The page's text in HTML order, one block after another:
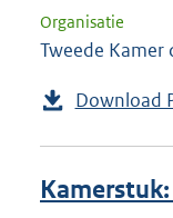
Organisatie
Tweede Kamer
Download